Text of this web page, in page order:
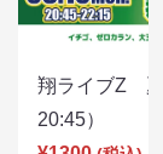
翔ライブZ
20:45）